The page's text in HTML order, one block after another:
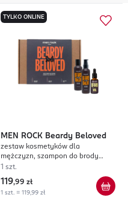
TYLKO ONLINE
MEN ROCK Beardy Beloved
zestaw kosmetyków dla
mężczyzn, szampon do brody
100ml + balsam do brody 100ml +
1 szt.
119,99 zł
1 szt. = 119,99 zł